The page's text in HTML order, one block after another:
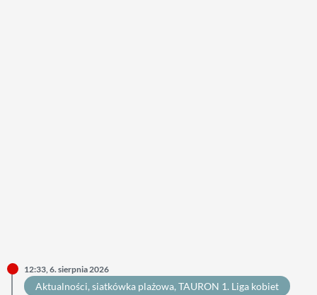
12:33, 6. sierpnia 2026
Aktualności, siatkówka plażowa, TAURON 1. Liga kobiet